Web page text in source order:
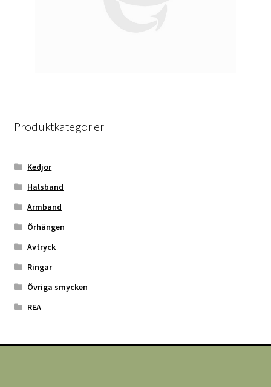
Produktkategorier
Kedjor
Halsband
Armband
Örhängen
Avtryck
Ringar
Övriga smycken
REA